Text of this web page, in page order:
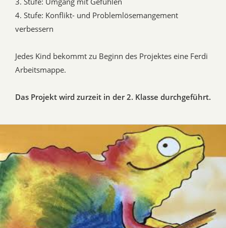
4. Stufe: Konflikt- und Problemlösemangement
verbessern
Jedes Kind bekommt zu Beginn des Projektes eine Ferdi
Arbeitsmappe.
Das Projekt wird zurzeit in der 2. Klasse durchgeführt.